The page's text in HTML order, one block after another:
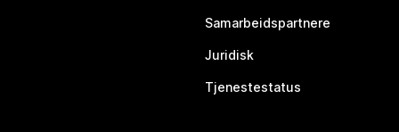
Samarbeidspartnere
Juridisk
Tjenestestatus